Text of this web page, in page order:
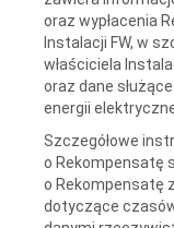
oraz wypłacenia
Instalacji FW, w
właściciela
oraz dane
energii
Szczegółowe
o Rekompensatę
o Rekompensatę
dotyczące